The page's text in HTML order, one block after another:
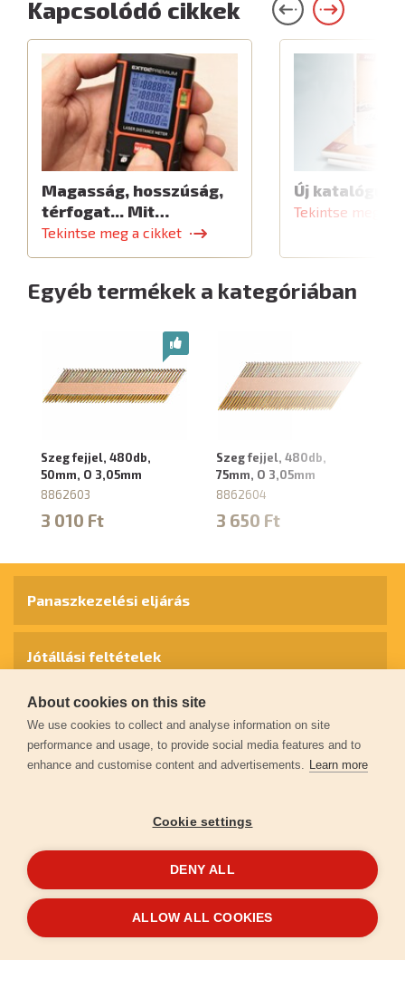
Kapcsolódó cikkek
Magasság, hosszúság,
térfogat... Mit…
Tekintse meg a cikket
Új katalógus
Tekintse meg a
Egyéb termékek a kategóriában
Szeg fejjel, 480db,
50mm, O 3,05mm
8862603
3 010 Ft
Szeg fejjel, 480db,
75mm, O 3,05mm
8862604
3 650 Ft
© 2026extol.hu- Minden jog fenntartva
Panaszkezelési eljárás
Jótállási feltételek
Személyes adatok védelme
Kapcsolat
Garancia regisztráció
LétrehoztaFEO
About cookies on this site
We use cookies to collect and analyse information on site
performance and usage, to provide social media features and to
enhance and customise content and advertisements. Learn more
Cookie settings
DENY ALL
ALLOW ALL COOKIES